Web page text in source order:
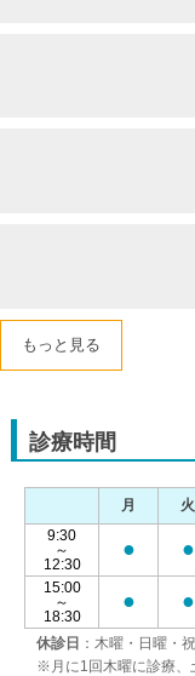
もっと見る
診療時間
休診日 ：木曜・日曜・
※月に1回木曜に診療、
月 火
9:30
～
12:30
● ●
15:00
～
18:30
● ●